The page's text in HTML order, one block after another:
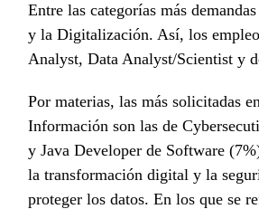
Entre las categorías más
y la Digitalización. Así, los
Analyst, Data Analyst/Scientist y
Por materias, las más solicitadas
Información son las de
y Java Developer de Software
la transformación digital y la
proteger los datos. En los que se